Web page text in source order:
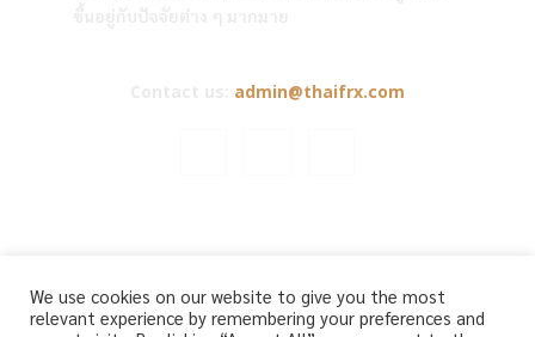
admin@thaifrx.com
HOME ANALYSIS BY THAIFRX NEWSTODAY
CRYPTO
We use cookies on our website to give you the most
relevant experience by remembering your preferences and